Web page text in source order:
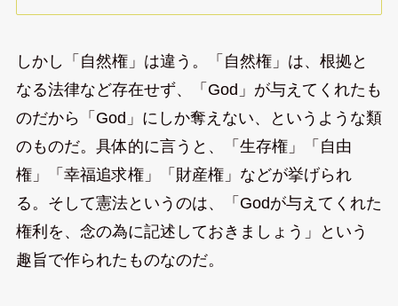
しかし「自然権」は違う。「自然権」は、根拠と
なる法律など存在せず、「God」が与えてくれたも
のだから「God」にしか奪えない、というような類
のものだ。具体的に言うと、「生存権」「自由
権」「幸福追求権」「財産権」などが挙げられ
る。そして憲法というのは、「Godが与えてくれた
権利を、念の為に記述しておきましょう」という
趣旨で作られたものなのだ。